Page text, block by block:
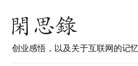
创业感悟，以及关于互联网的记